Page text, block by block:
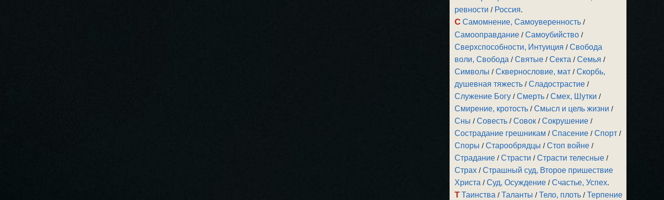
ревности / Россия.
С Самомнение, Самоуверенность /
Самооправдание /Самоубийство /
Сверхспособности, Интуиция /Свобода
воли, Свобода /Святые /Секта /Семья /
Символы /Сквернословие, мат /Скорбь,
душевная тяжесть /Сладострастие /
Служение Богу /Смерть /Смех, Шутки /
Смирение, кротость /Смысл и цель жизни /
Сны /Совесть /Совок /Сокрушение /
Сострадание грешникам /Спасение /Спорт /
Споры /Старообрядцы /Стоп войне /
Страдание /Страсти /Страсти телесные /
Страх /Страшный суд, Второе пришествие
Христа /Суд, Осуждение /Счастье, Успех.
Т Таинства /Таланты /Тело, плоть /Терпение